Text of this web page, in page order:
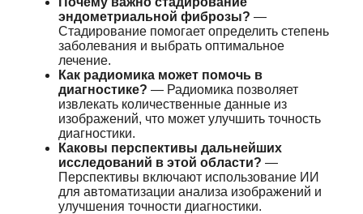
эндометриальной фиброзы? —
Стадирование помогает определить степень
заболевания и выбрать оптимальное
лечение.
Как радиомика может помочь в
диагностике? — Радиомика позволяет
извлекать количественные данные из
изображений, что может улучшить точность
диагностики.
Каковы перспективы дальнейших
исследований в этой области? —
Перспективы включают использование ИИ
для автоматизации анализа изображений и
улучшения точности диагностики.